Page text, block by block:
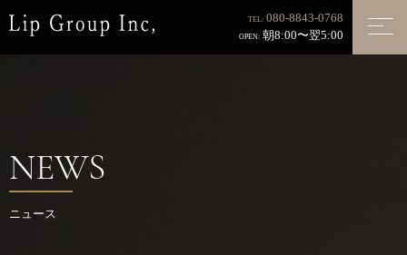
TEL: 080-8843-0768
OPEN: 朝8:00〜翌5:00
NEWS
ニュース